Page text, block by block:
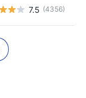
7.5 (4356)